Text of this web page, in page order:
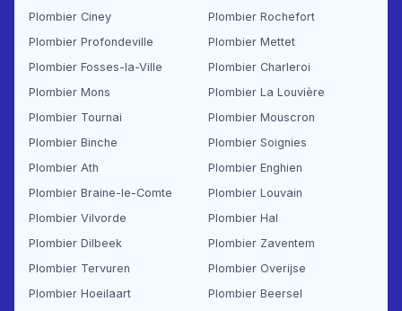
Plombier Ciney
Plombier Rochefort
Plombier Profondeville
Plombier Mettet
Plombier Fosses-la-Ville
Plombier Charleroi
Plombier Mons
Plombier La Louvière
Plombier Tournai
Plombier Mouscron
Plombier Binche
Plombier Soignies
Plombier Ath
Plombier Enghien
Plombier Braine-le-Comte
Plombier Louvain
Plombier Vilvorde
Plombier Hal
Plombier Dilbeek
Plombier Zaventem
Plombier Tervuren
Plombier Overijse
Plombier Hoeilaart
Plombier Beersel